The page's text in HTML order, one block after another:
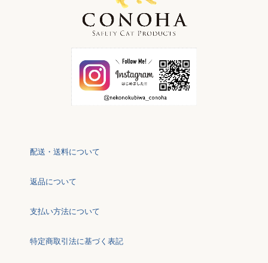
配送・送料について
返品について
支払い方法について
特定商取引法に基づく表記